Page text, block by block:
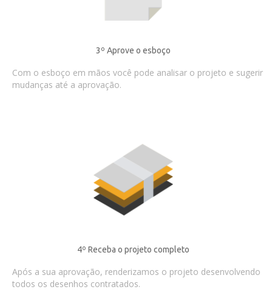
3º Aprove o esboço
Com o esboço em mãos você pode analisar o projeto e sugerir
mudanças até a aprovação.
4º Receba o projeto completo
Após a sua aprovação, renderizamos o projeto desenvolvendo
todos os desenhos contratados.